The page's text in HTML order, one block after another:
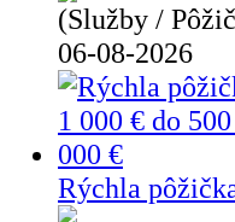
(Služby /
06-08-2026
Rýchla